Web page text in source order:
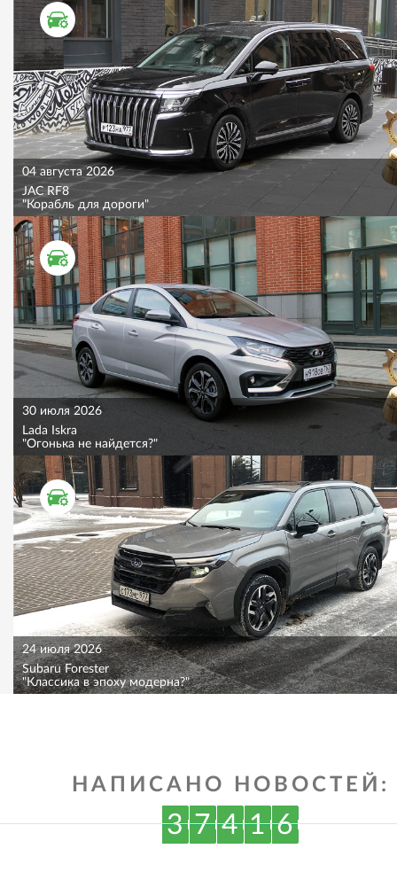
ТЕСТ ДРАЙВ
04 августа 2026
JAC RF8
"Корабль для дороги"
ТЕСТ ДРАЙВ
30 июля 2026
Lada Iskra
"Огонька не найдется?"
ТЕСТ ДРАЙВ
24 июля 2026
Subaru Forester
"Классика в эпоху модерна?"
НАПИСАНО НОВОСТЕЙ:
3 7 4 1 6